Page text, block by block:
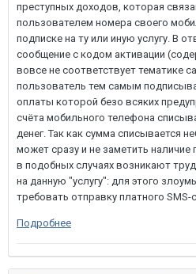
преступных доходов, которая
пользователем номера своего
подписке на ту или иную услугу. В
сообщение с кодом активации
вовсе не соответствует тематике
пользователь тем самым
оплаты которой безо всяких
счёта мобильного телефона
денег. Так как сумма списывается
может сразу и не заметить
в подобных случаях возникают
на данную "услугу": для этого
требовать отправку платного
Подробнее